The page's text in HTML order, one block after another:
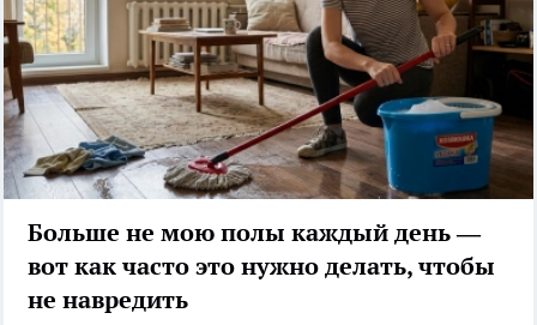
Больше не мою полы каждый день —
вот как часто это нужно делать, чтобы
не навредить